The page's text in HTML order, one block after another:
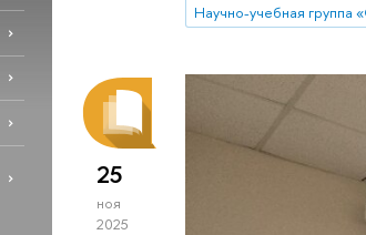
25
ноя
2025